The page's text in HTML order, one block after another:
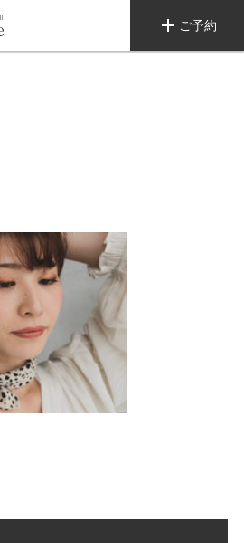
add ご予約